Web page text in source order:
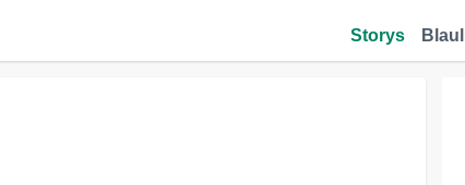
Storys